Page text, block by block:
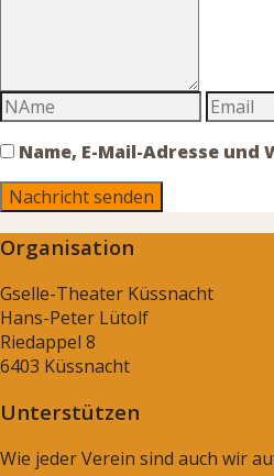
Name, E-Mail-Adresse
Organisation
Gselle-Theater Küssnacht
Hans-Peter Lütolf
Riedappel 8
6403 Küssnacht
Unterstützen
Wie jeder Verein sind auch wir